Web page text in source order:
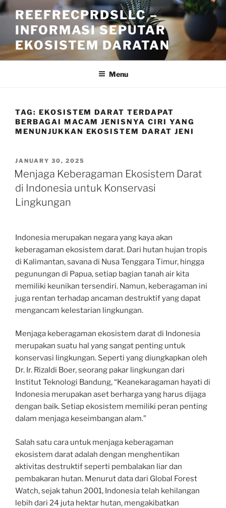
Skip
to
content
REEFRECPRDSLLC –
INFORMASI SEPUTAR
EKOSISTEM DARATAN
Menu
TAG: EKOSISTEM DARAT TERDAPAT
BERBAGAI MACAM JENISNYA CIRI YANG
MENUNJUKKAN EKOSISTEM DARAT JENI
POSTED
ON
JANUARY 30, 2025
Menjaga Keberagaman Ekosistem Darat
di Indonesia untuk Konservasi
Lingkungan
Indonesia merupakan negara yang kaya akan
keberagaman ekosistem darat. Dari hutan hujan tropis
di Kalimantan, savana di Nusa Tenggara Timur, hingga
pegunungan di Papua, setiap bagian tanah air kita
memiliki keunikan tersendiri. Namun, keberagaman ini
juga rentan terhadap ancaman destruktif yang dapat
mengancam kelestarian lingkungan.
Menjaga keberagaman ekosistem darat di Indonesia
merupakan suatu hal yang sangat penting untuk
konservasi lingkungan. Seperti yang diungkapkan oleh
Dr. Ir. Rizaldi Boer, seorang pakar lingkungan dari
Institut Teknologi Bandung, “Keanekaragaman hayati di
Indonesia merupakan aset berharga yang harus dijaga
dengan baik. Setiap ekosistem memiliki peran penting
dalam menjaga keseimbangan alam.”
Salah satu cara untuk menjaga keberagaman
ekosistem darat adalah dengan menghentikan
aktivitas destruktif seperti pembalakan liar dan
pembakaran hutan. Menurut data dari Global Forest
Watch, sejak tahun 2001, Indonesia telah kehilangan
lebih dari 24 juta hektar hutan, mengakibatkan